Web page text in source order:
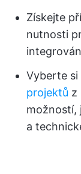
Získejte
nutnosti
Vyberte
projektů z
možností,
a